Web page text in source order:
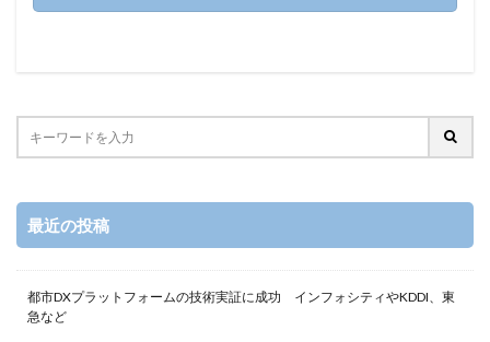
最近の投稿
都市DXプラットフォームの技術実証に成功 インフォシティやKDDI、東
急など